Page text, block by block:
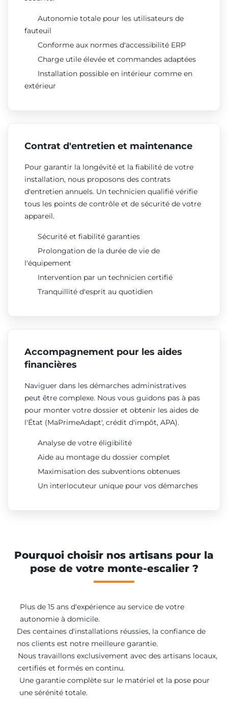
Autonomie totale pour les utilisateurs de
fauteuil
Conforme aux normes d'accessibilité ERP
Charge utile élevée et commandes adaptées
Installation possible en intérieur comme en
extérieur
Contrat d'entretien et maintenance
Pour garantir la longévité et la fiabilité de votre
installation, nous proposons des contrats
d'entretien annuels. Un technicien qualifié vérifie
tous les points de contrôle et de sécurité de votre
appareil.
Sécurité et fiabilité garanties
Prolongation de la durée de vie de
l'équipement
Intervention par un technicien certifié
Tranquillité d'esprit au quotidien
Accompagnement pour les aides
financières
Naviguer dans les démarches administratives
peut être complexe. Nous vous guidons pas à pas
pour monter votre dossier et obtenir les aides de
l'État (MaPrimeAdapt', crédit d'impôt, APA).
Analyse de votre éligibilité
Aide au montage du dossier complet
Maximisation des subventions obtenues
Un interlocuteur unique pour vos démarches
Pourquoi choisir nos artisans pour la
pose de votre monte-escalier ?
Plus de 15 ans d'expérience au service de votre
autonomie à domicile.
Des centaines d'installations réussies, la confiance de
nos clients est notre meilleure garantie.
Nous travaillons exclusivement avec des artisans locaux,
certifiés et formés en continu.
Une garantie complète sur le matériel et la pose pour
une sérénité totale.